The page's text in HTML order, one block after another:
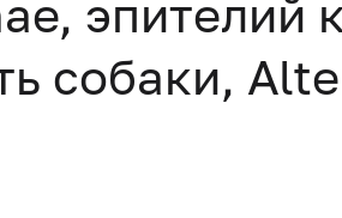
эпителий
собаки,